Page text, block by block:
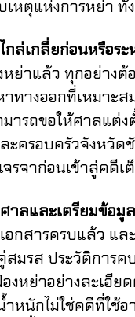
หตุแห่งการหย่า ทั้
กลี่ยก่อนหรือระ
แล้ว ทุกอย่างต้อ
างออกที่เหมาะส
ารถขอให้ศาลแต่ง
อบครัวจังหวัดชัย
รจาก่อนเข้าสู่คดี
ละเตรียมข้อมูล
ารครบแล้ว และ
มรส ประวัติการ
งหย่าอย่างละเอี
ม่ใช่คดีที่ใช้อาร